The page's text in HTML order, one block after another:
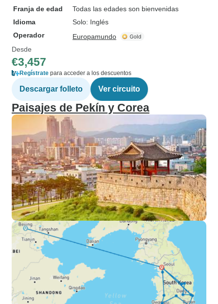
Franja de edad
Todas las edades son bienvenidas
Idioma
Solo: Inglés
Operador
Europamundo
Desde
€3,457
Regístrate para acceder a los descuentos
Descargar folleto Ver circuito
Paisajes de Pekín y Corea